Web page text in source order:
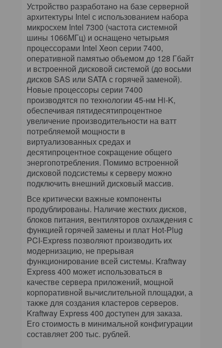
Устройство разработано на базе серверной
архитектуры Intel с использованием набора
микросхем Intel 7300 (частота системной
шины 1066MГц) и оснащено четырьмя
процессорами Intel Xeon серии 7400,
оперативной памятью объемом до 128 Гбайт
и встроенной дисковой системой (до восьми
дисков SAS или SATA с горячей заменой).
Новые процессоры серии 7400
производятся по технологии 45-нм Hi-K,
обеспечивая пятидесятипроцентное
увеличение производительности на ватт
потребляемой мощности в
виртуализованных средах и
десятипроцентное сокращение общего
энергопотребления. Помимо встроенной
дисковой подсистемы к серверу можно
подключить внешний дисковый массив.
Все критически важные компоненты
продублированы. Наличие жестких дисков,
блоков питания, вентиляторов охлаждения с
функцией горячей замены и плат Hot-Plug
PCI-Express позволяют производить их
модернизацию, не прерывая
функционирование всей системы. Kraftway
Express 400 может использоваться в
качестве сервера приложений, мощной
корпоративной вычислительной площадки, а
также для создания кластеров серверов.
Kraftway Express 400 доступен для заказа.
Его стоимость в минимальной конфигурации
составляет 200 тыс. рублей.